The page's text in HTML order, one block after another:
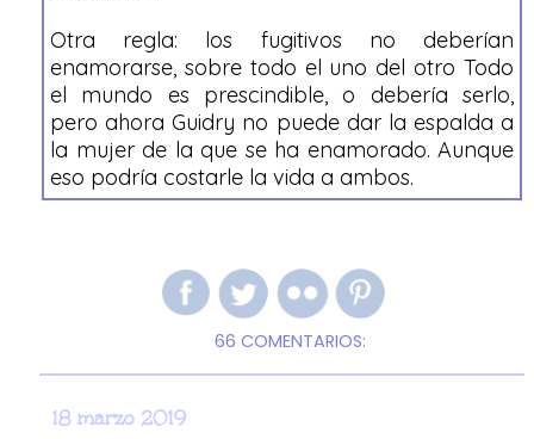
Otra regla: los fugitivos no deberían
enamorarse, sobre todo el uno del otro Todo
el mundo es prescindible, o debería serlo,
pero ahora Guidry no puede dar la espalda a
la mujer de la que se ha enamorado. Aunque
eso podría costarle la vida a ambos.
66 COMENTARIOS:
18 marzo 2019